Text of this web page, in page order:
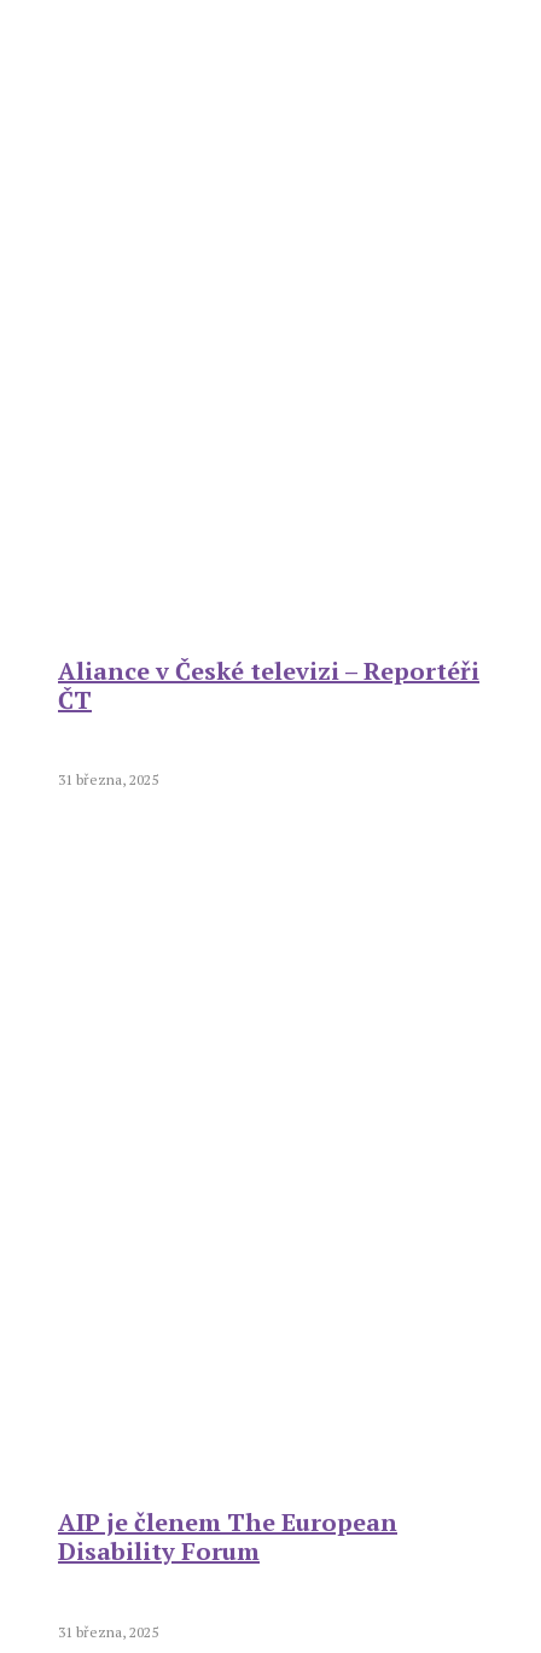
Aliance v České televizi – Reportéři
ČT
31 března, 2025
AIP je členem The European
Disability Forum
31 března, 2025